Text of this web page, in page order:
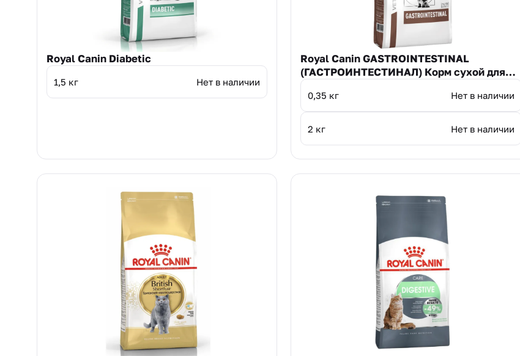
Royal Canin Diabetic
1,5 кг Нет в наличии
Royal Canin GASTROINTESTINAL
(ГАСТРОИНТЕСТИНАЛ) Корм сухой для
взрослых кошек при расстройствах
пищеварения
0,35 кг Нет в наличии
2 кг Нет в наличии